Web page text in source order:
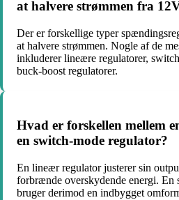
at halvere strømmen fra
Der er forskellige typer
at halvere strømmen. Nogle af de
inkluderer lineære regulatorer,
buck-boost regulatorer.
Hvad er forskellen mellem
en switch-mode regulator?
En lineær regulator justerer sin
forbrænde overskydende energi. En
bruger derimod en indbygget